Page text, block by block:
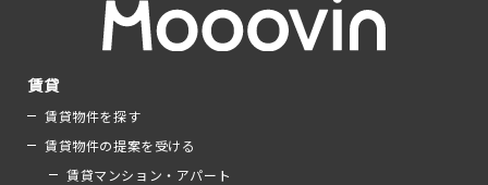
賃貸
賃貸物件を探す
賃貸物件の提案を受ける
賃貸マンション・アパート